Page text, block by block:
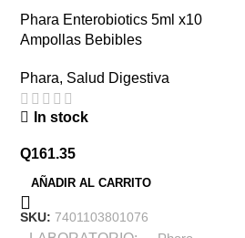
Phara Enterobiotics 5ml x10
Ampollas Bebibles
Phara, Salud Digestiva
In stock
Q161.35
AÑADIR AL CARRITO
SKU:7401103801076